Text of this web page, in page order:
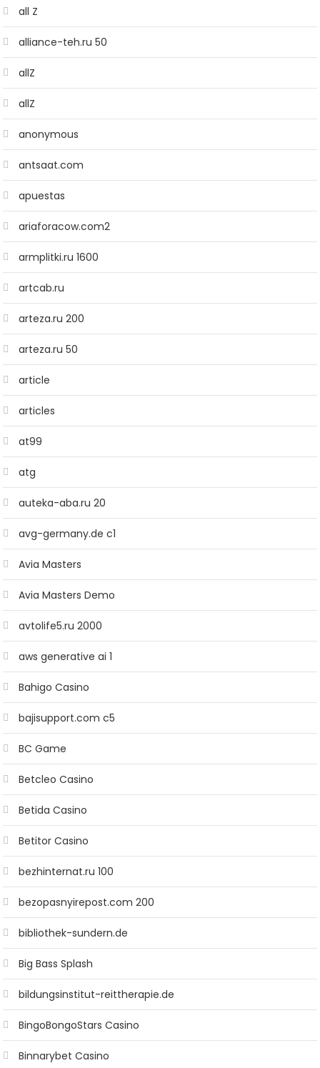
all Z
alliance-teh.ru 50
allZ
allZ
anonymous
antsaat.com
apuestas
ariaforacow.com2
armplitki.ru 1600
artcab.ru
arteza.ru 200
arteza.ru 50
article
articles
at99
atg
auteka-aba.ru 20
avg-germany.de c1
Avia Masters
Avia Masters Demo
avtolife5.ru 2000
aws generative ai 1
Bahigo Casino
bajisupport.com c5
BC Game
Betcleo Casino
Betida Casino
Betitor Casino
bezhinternat.ru 100
bezopasnyirepost.com 200
bibliothek-sundern.de
Big Bass Splash
bildungsinstitut-reittherapie.de
BingoBongoStars Casino
Binnarybet Casino